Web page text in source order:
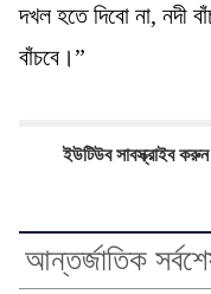
দখল হতে দিবো না, নদী
বাঁচবে।”
ইউটিউব সাবস্ক্রাইব করুন
আন্তর্জাতিক